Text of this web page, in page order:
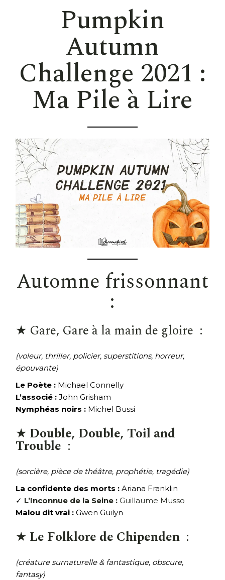
Pumpkin
Autumn
Challenge 2021 :
Ma Pile à Lire
Automne frissonnant
:
★ Gare, Gare à la main de gloire :
(voleur, thriller, policier, superstitions, horreur,
épouvante)
Le Poète : Michael Connelly
L’associé :John Grisham
Nymphéas noirs : Michel Bussi
★ Double, Double, Toil and
Trouble :
(sorcière, pièce de théâtre, prophétie, tragédie)
La confidente des morts :Ariana Franklin
✓ L’Inconnue de la Seine : Guillaume Musso
Malou dit vrai : Gwen Guilyn
★ Le Folklore de Chipenden :
(créature surnaturelle & fantastique, obscure,
fantasy)